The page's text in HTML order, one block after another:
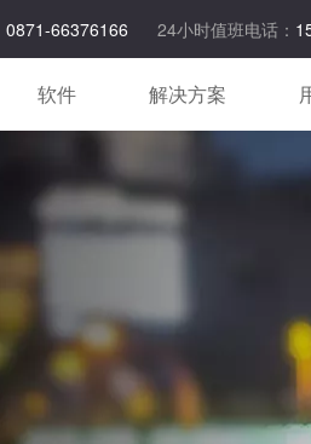
0871-66376166 24小时值班电话：
软件 解决方案